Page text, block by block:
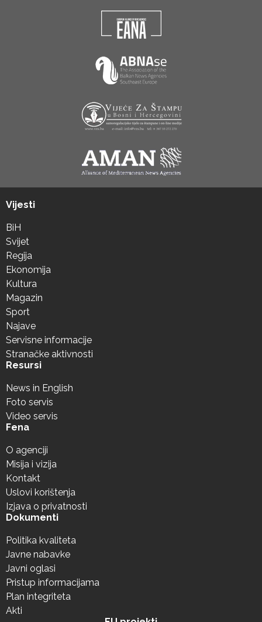
Vijesti
BiH
Svijet
Regija
Ekonomija
Kultura
Magazin
Sport
Najave
Servisne informacije
Stranačke aktivnosti
Resursi
News in English
Foto servis
Video servis
Fena
O agenciji
Misija i vizija
Kontakt
Uslovi korištenja
Izjava o privatnosti
Dokumenti
Politika kvaliteta
Javne nabavke
Javni oglasi
Pristup informacijama
Plan integriteta
Akti